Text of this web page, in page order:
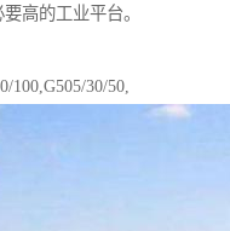
高的工业平台。
100,G505/30/50,